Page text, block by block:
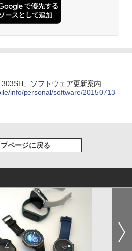
303SH」ソフトウェア更新案内
info/personal/software/20150713-
プページに戻る